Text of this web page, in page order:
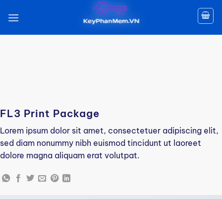
FL3 Print Package
Lorem ipsum dolor sit amet, consectetuer adipiscing elit,
sed diam nonummy nibh euismod tincidunt ut laoreet
dolore magna aliquam erat volutpat.